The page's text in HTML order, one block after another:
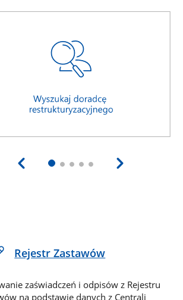
Rejestr Zastawów
zaświadczeń i odpisów z Rejestru
na podstawie danych z Centrali